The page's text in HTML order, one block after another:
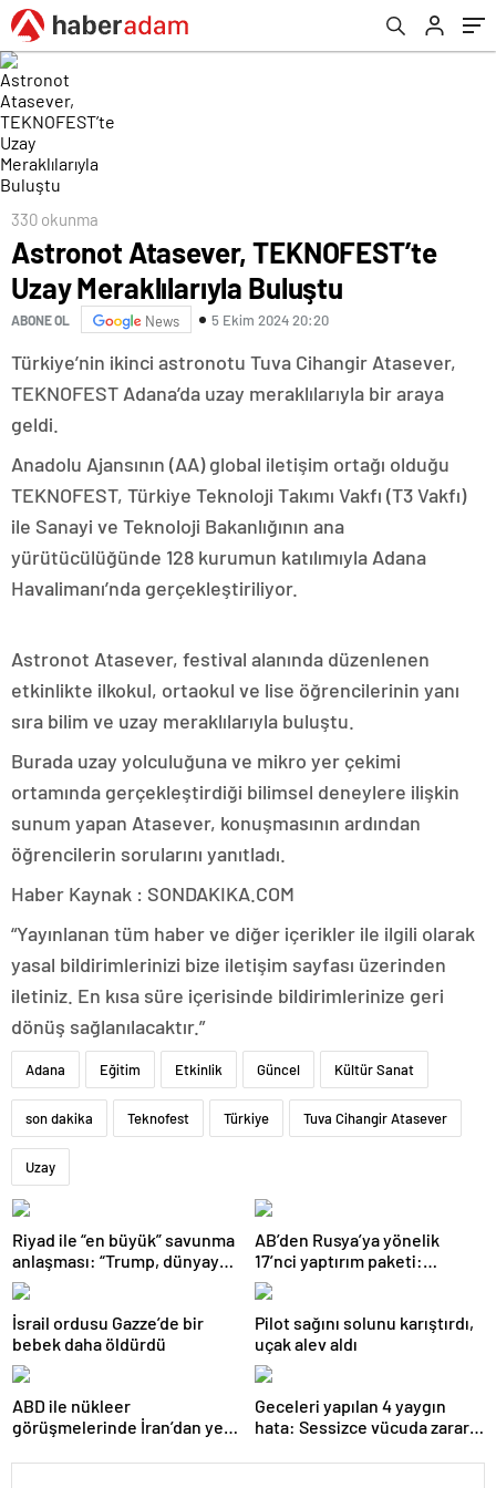
330 okunma
Astronot Atasever, TEKNOFEST’te
Uzay Meraklılarıyla Buluştu
ABONE OL News 5 Ekim 2024 20:20
Türkiye’nin ikinci astronotu Tuva Cihangir Atasever,
TEKNOFEST Adana’da uzay meraklılarıyla bir araya
geldi.
Anadolu Ajansının (AA) global iletişim ortağı olduğu
TEKNOFEST, Türkiye Teknoloji Takımı Vakfı (T3 Vakfı)
ile Sanayi ve Teknoloji Bakanlığının ana
yürütücülüğünde 128 kurumun katılımıyla Adana
Havalimanı’nda gerçekleştiriliyor.
Astronot Atasever, festival alanında düzenlenen
etkinlikte ilkokul, ortaokul ve lise öğrencilerinin yanı
sıra bilim ve uzay meraklılarıyla buluştu.
Burada uzay yolculuğuna ve mikro yer çekimi
ortamında gerçekleştirdiği bilimsel deneylere ilişkin
sunum yapan Atasever, konuşmasının ardından
öğrencilerin sorularını yanıtladı.
Haber Kaynak : SONDAKIKA.COM
“Yayınlanan tüm haber ve diğer içerikler ile ilgili olarak
yasal bildirimlerinizi bize iletişim sayfası üzerinden
iletiniz. En kısa süre içerisinde bildirimlerinize geri
dönüş sağlanılacaktır.”
Adana Eğitim Etkinlik Güncel Kültür Sanat
son dakika Teknofest Türkiye Tuva Cihangir Atasever
Uzay
Riyad ile “en büyük” savunma
anlaşması: “Trump, dünyaya
bir mesaj gönderdi”
AB’den Rusya’ya yönelik
17’nci yaptırım paketi:
Uzlaşmaya varıldı
İsrail ordusu Gazze’de bir
bebek daha öldürdü
Pilot sağını solunu karıştırdı,
uçak alev aldı
ABD ile nükleer
görüşmelerinde İran’dan yeni
Geceleri yapılan 4 yaygın
hata: Sessizce vücuda zarar